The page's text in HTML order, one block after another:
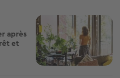
Image
après
et